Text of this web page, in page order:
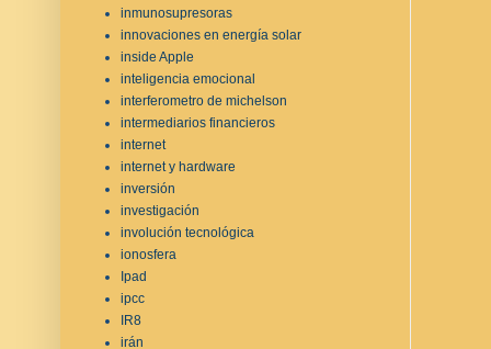
inmunosupresoras
innovaciones en energía solar
inside Apple
inteligencia emocional
interferometro de michelson
intermediarios financieros
internet
internet y hardware
inversión
investigación
involución tecnológica
ionosfera
Ipad
ipcc
IR8
irán